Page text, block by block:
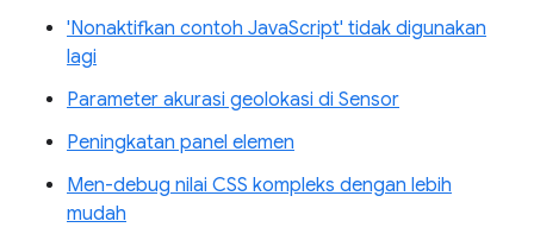
'Nonaktifkan contoh JavaScript' tidak digunakan
lagi
Parameter akurasi geolokasi di Sensor
Peningkatan panel elemen
Men-debug nilai CSS kompleks dengan lebih
mudah